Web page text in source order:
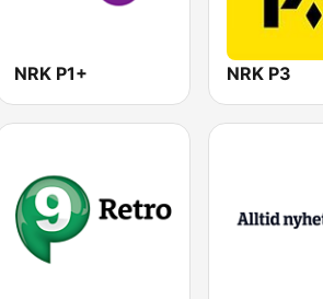
NRK P1+ NRK P3